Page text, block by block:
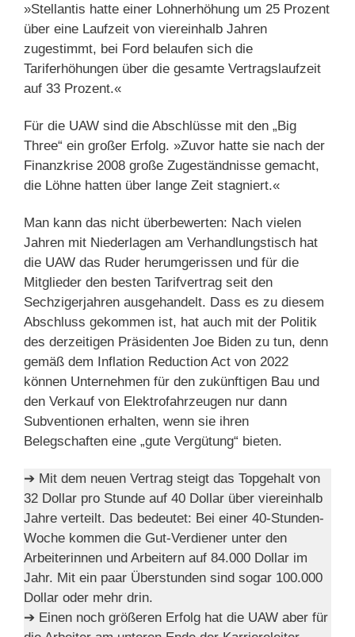
»Stellantis hatte einer Lohnerhöhung um 25 Prozent
über eine Laufzeit von viereinhalb Jahren
zugestimmt, bei Ford belaufen sich die
Tariferhöhungen über die gesamte Vertragslaufzeit
auf 33 Prozent.«
Für die UAW sind die Abschlüsse mit den „Big
Three“ ein großer Erfolg. »Zuvor hatte sie nach der
Finanzkrise 2008 große Zugeständnisse gemacht,
die Löhne hatten über lange Zeit stagniert.«
Man kann das nicht überbewerten: Nach vielen
Jahren mit Niederlagen am Verhandlungstisch hat
die UAW das Ruder herumgerissen und für die
Mitglieder den besten Tarifvertrag seit den
Sechzigerjahren ausgehandelt. Dass es zu diesem
Abschluss gekommen ist, hat auch mit der Politik
des derzeitigen Präsidenten Joe Biden zu tun, denn
gemäß dem Inflation Reduction Act von 2022
können Unternehmen für den zukünftigen Bau und
den Verkauf von Elektrofahrzeugen nur dann
Subventionen erhalten, wenn sie ihren
Belegschaften eine „gute Vergütung“ bieten.
➔ Mit dem neuen Vertrag steigt das Topgehalt von
32 Dollar pro Stunde auf 40 Dollar über viereinhalb
Jahre verteilt. Das bedeutet: Bei einer 40-Stunden-
Woche kommen die Gut-Verdiener unter den
Arbeiterinnen und Arbeitern auf 84.000 Dollar im
Jahr. Mit ein paar Überstunden sind sogar 100.000
Dollar oder mehr drin.
➔ Einen noch größeren Erfolg hat die UAW aber für